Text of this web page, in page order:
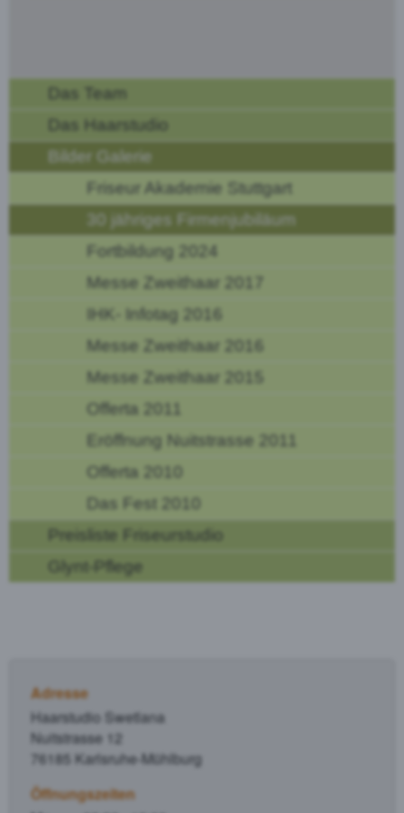
Das Team
Das Haarstudio
Bilder Galerie
Friseur Akademie Stuttgart
30 jähriges Firmenjubiläum
Fortbildung 2024
Messe Zweithaar 2017
IHK- Infotag 2016
Messe Zweithaar 2016
Messe Zweithaar 2015
Offerta 2011
Eröffnung Nuitstrasse 2011
Offerta 2010
Das Fest 2010
Preisliste Friseurstudio
Glynt-Pflege
Adresse
Haarstudio Swetlana
Nuitstrasse 12
76185 Karlsruhe-Mühlburg
Öffnungszeiten